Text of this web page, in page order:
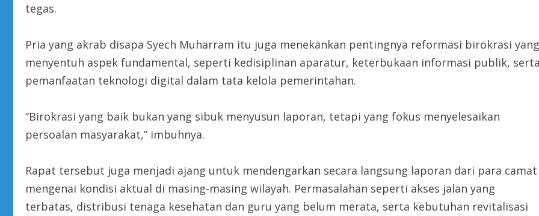
tegas.
Pria yang akrab disapa Syech Muharram itu juga menekankan pentingnya reformasi birokrasi yang
menyentuh aspek fundamental, seperti kedisiplinan aparatur, keterbukaan informasi publik,
pemanfaatan teknologi digital dalam tata kelola pemerintahan.
“Birokrasi yang baik bukan yang sibuk menyusun laporan, tetapi yang fokus menyelesaikan
persoalan masyarakat,” imbuhnya.
Rapat tersebut juga menjadi ajang untuk mendengarkan secara langsung laporan dari para camat
mengenai kondisi aktual di masing-masing wilayah. Permasalahan seperti akses jalan yang
terbatas, distribusi tenaga kesehatan dan guru yang belum merata, serta kebutuhan revitalisasi